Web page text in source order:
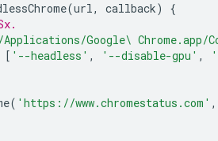
(url, callback)
{
Google\ Chrome.app/
[ '--headless' , '--disable-gpu' ,
( 'https://www.chromestatus.com' ,